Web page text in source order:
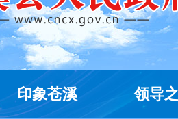
印象苍溪 领导